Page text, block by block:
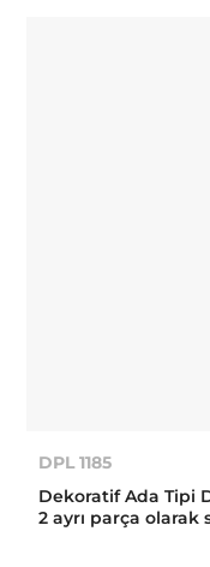
DPL 1185
Dekoratif Ada Tipi
2 ayrı parça olarak